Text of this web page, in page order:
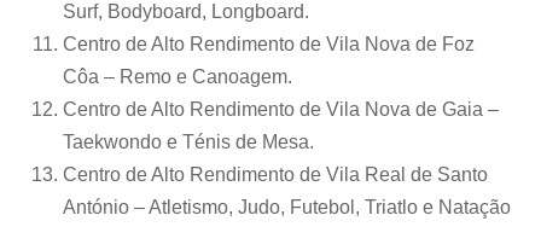
Surf, Bodyboard, Longboard.
Centro de Alto Rendimento de Vila Nova de Foz
Côa – Remo e Canoagem.
Centro de Alto Rendimento de Vila Nova de Gaia –
Taekwondo e Ténis de Mesa.
Centro de Alto Rendimento de Vila Real de Santo
António – Atletismo, Judo, Futebol, Triatlo e Natação